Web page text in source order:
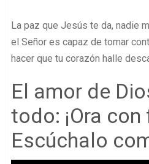
La paz que Jesús te da, nadie
el Señor es capaz de tomar
hacer que tu corazón halle
El amor de
todo: ¡Ora con
Escúchalo